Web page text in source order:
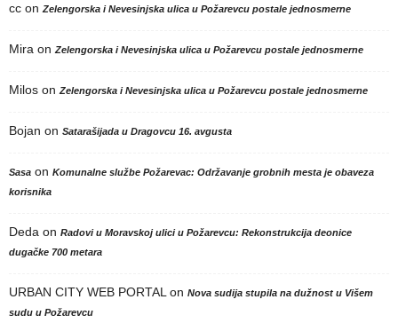
cc onZelengorska i Nevesinjska ulica u Požarevcu postale jednosmerne
Mira onZelengorska i Nevesinjska ulica u Požarevcu postale jednosmerne
Milos onZelengorska i Nevesinjska ulica u Požarevcu postale jednosmerne
Bojan on Satarašijada u Dragovcu 16. avgusta
Sasa on Komunalne službe Požarevac: Održavanje grobnih mesta je obaveza
korisnika
Deda on Radovi u Moravskoj ulici u Požarevcu: Rekonstrukcija deonice
dugačke 700 metara
URBAN CITY WEB PORTALon Nova sudija stupila na dužnost u Višem
sudu u Požarevcu